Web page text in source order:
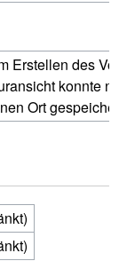
Erstellen des
konnte
Ort